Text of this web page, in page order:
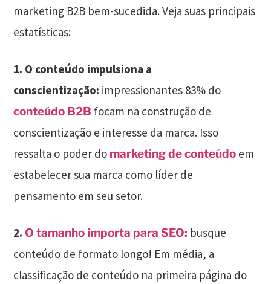
marketing B2B bem-sucedida. Veja suas principais
estatísticas:
1. O conteúdo impulsiona a
conscientização: impressionantes 83% do
conteúdo B2B focam na construção de
conscientização e interesse da marca. Isso
ressalta o poder do marketing de conteúdo em
estabelecer sua marca como líder de
pensamento em seu setor.
2. O tamanho importa para SEO: busque
conteúdo de formato longo! Em média, a
classificação de conteúdo na primeira página do